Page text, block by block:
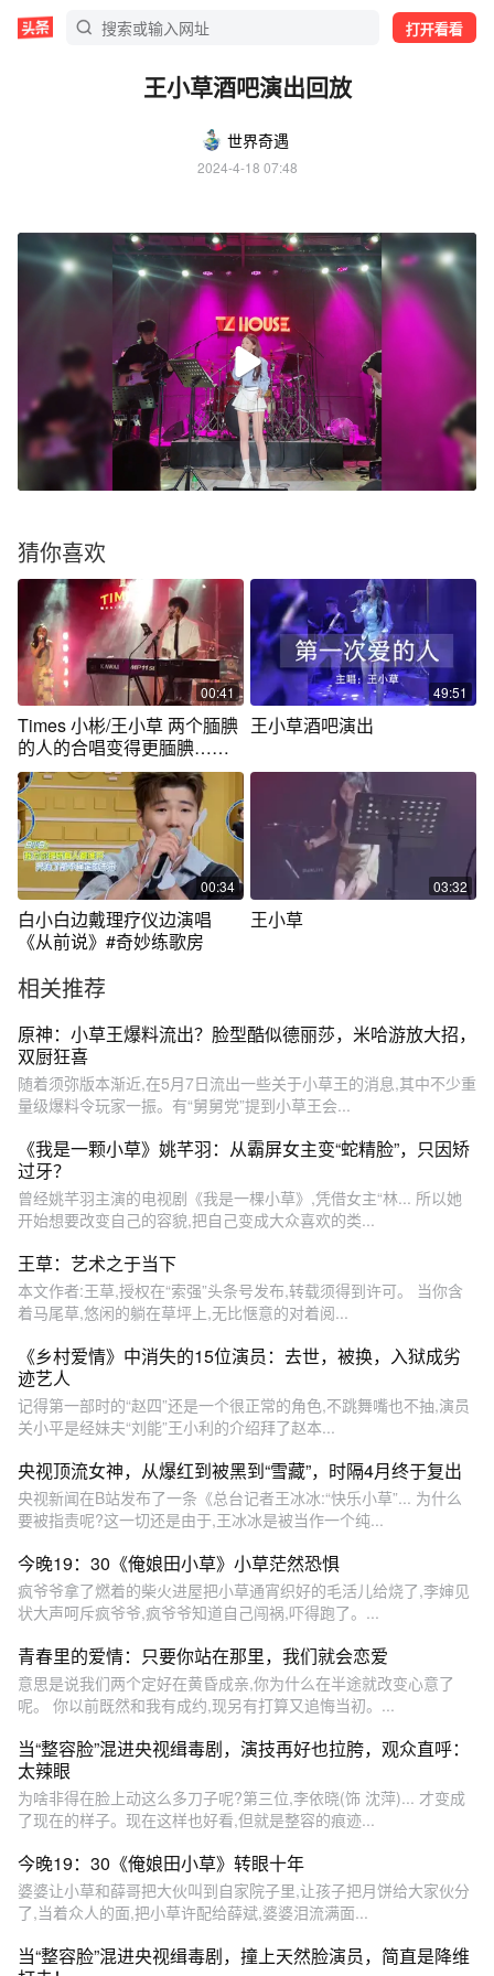
打开看看
王小草酒吧演出回放
世界奇遇
2024-4-18 07:48
猜你喜欢
00:41
Times 小彬/王小草 两个腼腆
的人的合唱变得更腼腆……
😂
49:51
王小草酒吧演出
00:34
白小白边戴理疗仪边演唱
《从前说》#奇妙练歌房
03:32
王小草
相关推荐
原神：小草王爆料流出？脸型酷似德丽莎，米哈游放大招，
双厨狂喜
随着须弥版本渐近,在5月7日流出一些关于小草王的消息,其中不少重
量级爆料令玩家一振。有“舅舅党”提到小草王会...
《我是一颗小草》姚芊羽：从霸屏女主变“蛇精脸”，只因矫
过牙？
曾经姚芊羽主演的电视剧《我是一棵小草》,凭借女主“林... 所以她
开始想要改变自己的容貌,把自己变成大众喜欢的类...
王草：艺术之于当下
本文作者:王草,授权在“索强”头条号发布,转载须得到许可。 当你含
着马尾草,悠闲的躺在草坪上,无比惬意的对着阅...
《乡村爱情》中消失的15位演员：去世，被换，入狱成劣
迹艺人
记得第一部时的“赵四”还是一个很正常的角色,不跳舞嘴也不抽,演员
关小平是经妹夫“刘能”王小利的介绍拜了赵本...
央视顶流女神，从爆红到被黑到“雪藏”，时隔4月终于复出
央视新闻在B站发布了一条《总台记者王冰冰:“快乐小草”... 为什么
要被指责呢?这一切还是由于,王冰冰是被当作一个纯...
今晚19：30《俺娘田小草》小草茫然恐惧
疯爷爷拿了燃着的柴火进屋把小草通宵织好的毛活儿给烧了,李婶见
状大声呵斥疯爷爷,疯爷爷知道自己闯祸,吓得跑了。...
青春里的爱情：只要你站在那里，我们就会恋爱
意思是说我们两个定好在黄昏成亲,你为什么在半途就改变心意了
呢。 你以前既然和我有成约,现另有打算又追悔当初。...
当“整容脸”混进央视缉毒剧，演技再好也拉胯，观众直呼：
太辣眼
为啥非得在脸上动这么多刀子呢?第三位,李依晓(饰 沈萍)... 才变成
了现在的样子。现在这样也好看,但就是整容的痕迹...
今晚19：30《俺娘田小草》转眼十年
婆婆让小草和薛哥把大伙叫到自家院子里,让孩子把月饼给大家伙分
了,当着众人的面,把小草许配给薛斌,婆婆泪流满面...
当“整容脸”混进央视缉毒剧，撞上天然脸演员，简直是降维